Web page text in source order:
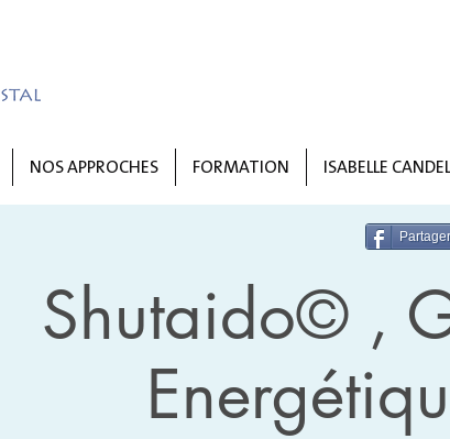
NOS APPROCHES FORMATION ISABELLE CANDEL
Shutaido© ,
Partager